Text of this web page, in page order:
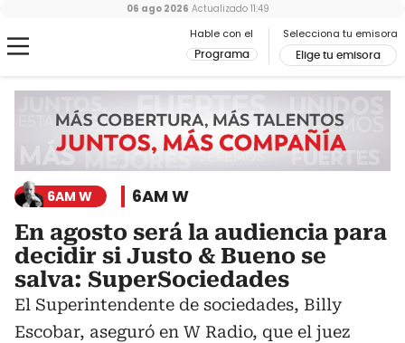
Hable con el
Programa
Selecciona tu emisora
Elige tu emisora
06 ago 2026 Actualizado 11:49
6AM W 6AM W
En agosto será la audiencia para
decidir si Justo & Bueno se
salva: SuperSociedades
El Superintendente de sociedades, Billy
Escobar, aseguró en W Radio, que el juez